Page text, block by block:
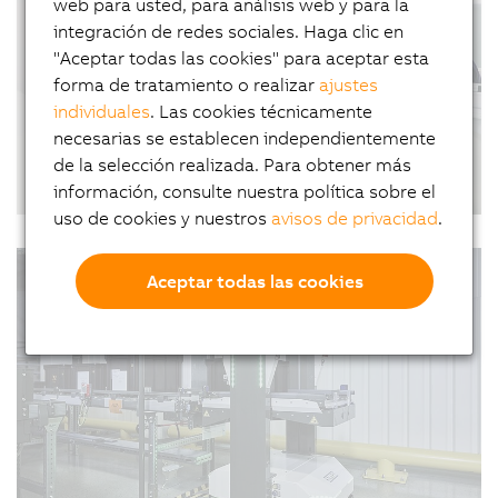
make efficient use of every square meter.
Employees, pallets and autonomous transport
systems share the same workspaces. Nipper has
optimized its…
Braiding technology that saves lives
09.01.2026| 3m
Sometimes it’s a tiny implant that saves a life: a
stent that ensures blood flow. Manufacturing
these small lifesavers is a highly precise,
B&R, the Machine Automation Division of ABB,
reimagined stent…
#Vídeos #CasosDeéxito #PLC #FábricaInteligente
integración de redes sociales. Haga clic en
"Aceptar todas las cookies" para aceptar esta
forma de tratamiento o realizarajustes
individuales. Las cookies técnicamente
necesarias se establecen independientemente
de la selección realizada. Para obtener más
información, consulte nuestra política sobre el
uso de cookies y nuestrosavisos de privacidad.
Aceptar todas las cookies